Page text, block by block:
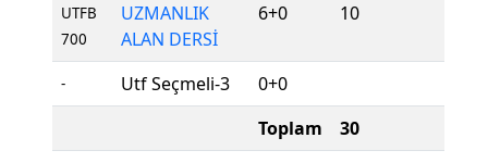
UTFB
700
UZMANLIK
ALAN DERSİ
6+0 10
- Utf Seçmeli-3 0+0
Toplam
30